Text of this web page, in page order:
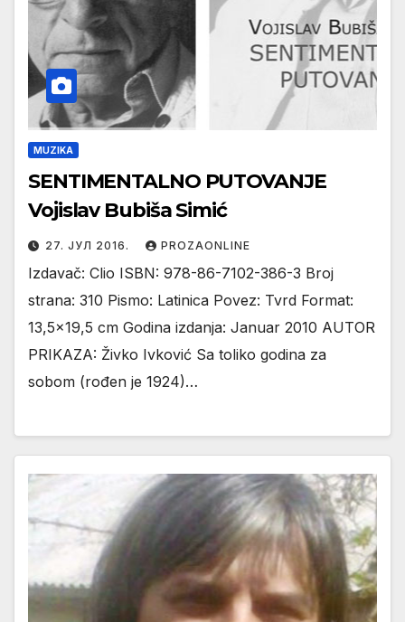
MUZIKA
SENTIMENTALNO PUTOVANJE
Vojislav Bubiša Simić
27. ЈУЛ 2016. PROZAONLINE
Izdavač: Clio ISBN: 978-86-7102-386-3 Broj
strana: 310 Pismo: Latinica Povez: Tvrd Format:
13,5×19,5 cm Godina izdanja: Januar 2010 AUTOR
PRIKAZA: Živko Ivković Sa toliko godina za
sobom (rođen je 1924)…